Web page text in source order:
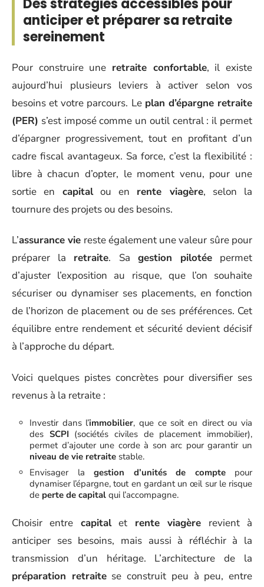
Des stratégies accessibles pour
anticiper et préparer sa retraite
sereinement
Pour construire une retraite confortable, il existe
aujourd’hui plusieurs leviers à activer selon vos
besoins et votre parcours. Le plan d’épargne retraite
(PER) s’est imposé comme un outil central : il permet
d’épargner progressivement, tout en profitant d’un
cadre fiscal avantageux. Sa force, c’est la flexibilité :
libre à chacun d’opter, le moment venu, pour une
sortie en capitalou en rente viagère, selon la
tournure des projets ou des besoins.
L’assurance vie reste également une valeur sûre pour
préparer la retraite. Sa gestion pilotéepermet
d’ajuster l’exposition au risque, que l’on souhaite
sécuriser ou dynamiser ses placements, en fonction
de l’horizon de placement ou de ses préférences. Cet
équilibre entre rendement et sécurité devient décisif
à l’approche du départ.
Voici quelques pistes concrètes pour diversifier ses
revenus à la retraite :
Investir dans l’immobilier, que ce soit en direct ou via
des SCPI (sociétés civiles de placement immobilier),
permet d’ajouter une corde à son arc pour garantir un
niveau de vie retraite stable.
Envisager la gestion d’unités de comptepour
dynamiser l’épargne, tout en gardant un œil sur le risque
de perte de capital qui l’accompagne.
Choisir entre capitalet rente viagère revient à
anticiper ses besoins, mais aussi à réfléchir à la
transmission d’un héritage. L’architecture de la
préparation retraitese construit peu à peu, entre